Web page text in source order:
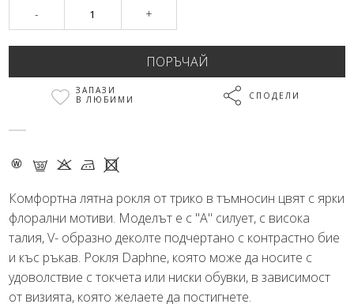
- +
ЗАПАЗИ
В ЛЮБИМИ
СПОДЕЛИ
- G K M X
Комфортна лятна рокля от трико в тъмносин цвят с ярки
флорални мотиви. Моделът е с "А" силует, с висока
талия, V- образно деколте подчертано с контрастно бие
и къс ръкав. Рокля Daphne, която може да носите с
удоволствие с токчета или ниски обувки, в зависимост
от визията, която желаете да постигнете.